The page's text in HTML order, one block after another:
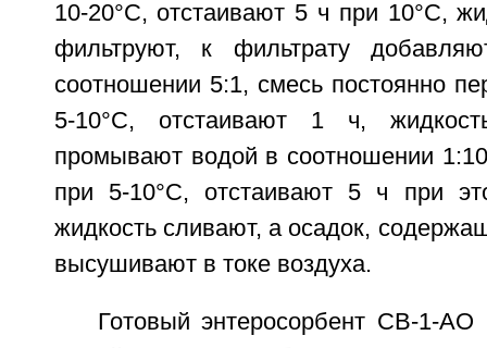
10-20°С, отстаивают 5 ч при 10°С,
фильтруют, к фильтрату
соотношении 5:1, смесь постоянно
5-10°С, отстаивают 1 ч,
промывают водой в соотношении
при 5-10°С, отстаивают 5 ч при
жидкость сливают, а осадок,
высушивают в токе воздуха.
Готовый энтеросорбент СВ-1-АО